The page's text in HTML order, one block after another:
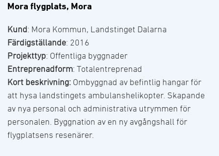
Mora flygplats, Mora
Kund: Mora Kommun, Landstinget Dalarna
Färdigställande: 2016
Projekttyp: Offentliga byggnader
Entreprenadform: Totalentreprenad
Kort beskrivning: Ombyggnad av befintlig hangar för
att hysa landstingets ambulanshelikopter. Skapande
av nya personal och administrativa utrymmen för
personalen. Byggnation av en ny avgångshall för
flygplatsens resenärer.